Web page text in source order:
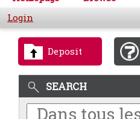
Login
Deposit
SEARCH